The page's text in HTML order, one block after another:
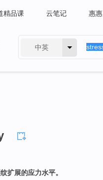
精品课 云笔记 惠惠
中英
扩展的应力水平。